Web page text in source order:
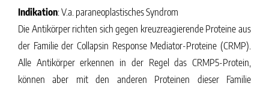
Indikation: V.a. paraneoplastisches Syndrom
Die Antikörper richten sich gegen kreuzreagierende Proteine aus
der Familie der Collapsin Response Mediator-Proteine (CRMP).
Alle Antikörper erkennen in der Regel das CRMP5-Protein,
können aber mit den anderen Proteinen dieser Familie